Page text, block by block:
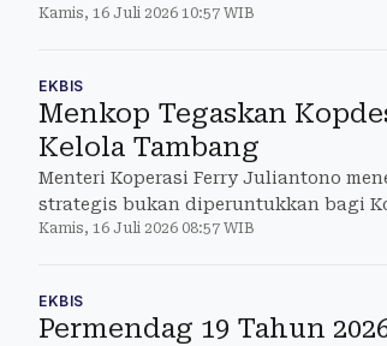
Kamis, 16 Juli 2026 10:57 WIB
EKBIS
Menkop Tegaskan
Kelola Tambang
Menteri Koperasi Ferry Juliantono
strategis bukan diperuntukkan bagi
Kamis, 16 Juli 2026 08:57 WIB
EKBIS
Permendag 19 Tahun